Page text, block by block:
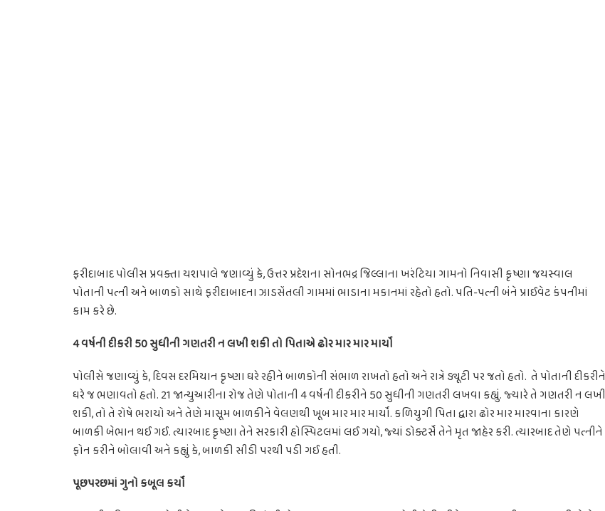
ફરીદાબાદ પોલીસ પ્રવક્તા યશપાલે જણાવ્યું કે, ઉત્તર પ્રદેશના સોનભદ્ર જિલ્લાના ખરંટિયા ગામનો નિવાસી કૃષ્ણા જયસ્વાલ
પોતાની પત્ની અને બાળકો સાથે ફરીદાબાદના ઝાડસેંતલી ગામમાં ભાડાના મકાનમાં રહેતો હતો. પતિ-પત્ની બંને પ્રાઈવેટ કંપનીમાં
કામ કરે છે.
4 વર્ષની દીકરી 50 સુધીની ગણતરી ન લખી શકી તો પિતાએ ઢોર માર માર માર્યો
પોલીસે જણાવ્યું કે, દિવસ દરમિયાન કૃષ્ણા ઘરે રહીને બાળકોની સંભાળ રાખતો હતો અને રાત્રે ડ્યૂટી પર જતો હતો. તે પોતાની દીકરીને
ઘરે જ ભણાવતો હતો. 21 જાન્યુઆરીના રોજ તેણે પોતાની 4 વર્ષની દીકરીને 50 સુધીની ગણતરી લખવા કહ્યું. જ્યારે તે ગણતરી ન લખી
શકી, તો તે રોષે ભરાયો અને તેણે માસૂમ બાળકીને વેલણથી ખૂબ માર માર માર્યો. કળિયુગી પિતા દ્વારા ઢોર માર મારવાના કારણે
બાળકી બેભાન થઈ ગઈ. ત્યારબાદ કૃષ્ણા તેને સરકારી હોસ્પિટલમાં લઈ ગયો, જ્યાં ડોક્ટર્સે તેને મૃત જાહેર કરી. ત્યારબાદ તેણે પત્નીને
ફોન કરીને બોલાવી અને કહ્યું કે, બાળકી સીડી પરથી પડી ગઈ હતી.
પૂછપરછમાં ગુનો કબૂલ કર્યો